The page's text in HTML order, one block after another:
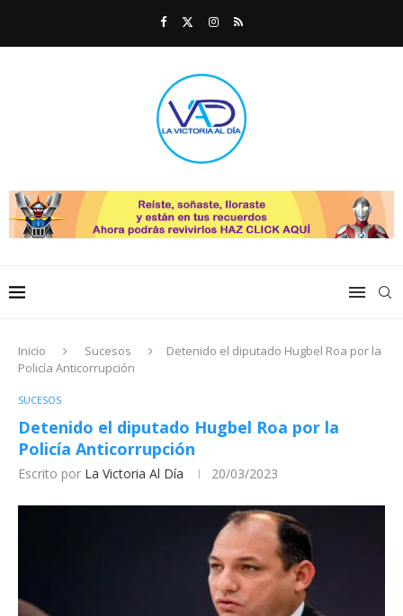
Inicio Sucesos
Detenido el diputado Hugbel Roa por la
Policía Anticorrupción
SUCESOS
Detenido el diputado Hugbel Roa por la
Policía Anticorrupción
Escrito por La Victoria Al Día 20/03/2023